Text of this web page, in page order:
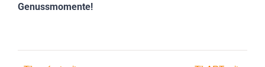
Genussmomente!